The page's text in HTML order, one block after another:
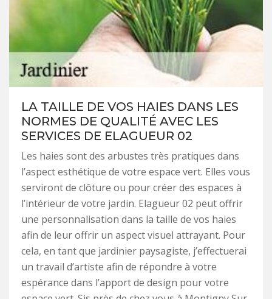
LA TAILLE DE VOS HAIES DANS LES
NORMES DE QUALITÉ AVEC LES
SERVICES DE ELAGUEUR 02
Les haies sont des arbustes très pratiques dans
l’aspect esthétique de votre espace vert. Elles vous
serviront de clôture ou pour créer des espaces à
l’intérieur de votre jardin. Elagueur 02 peut offrir
une personnalisation dans la taille de vos haies
afin de leur offrir un aspect visuel attrayant. Pour
cela, en tant que jardinier paysagiste, j’effectuerai
un travail d’artiste afin de répondre à votre
espérance dans l’apport de design pour votre